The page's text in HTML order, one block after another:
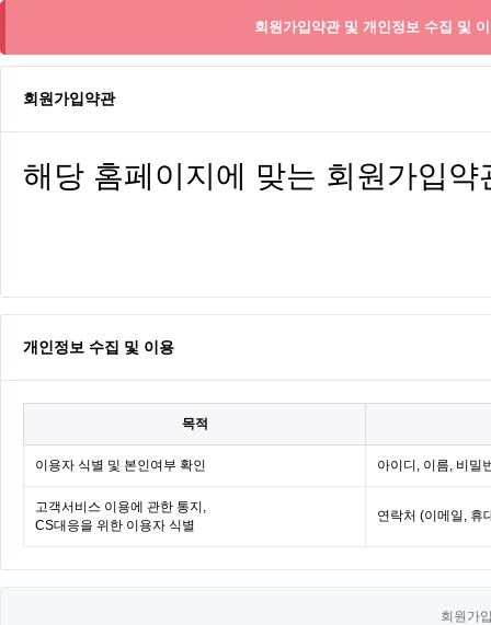
회원가입약관 및 개인정보 수집 및
회원가입약관
개인정보 수집 및 이용
목적
이용자 식별 및 본인여부 확인 아이디, 이름, 비밀
고객서비스 이용에 관한 통지,
CS대응을 위한 이용자 식별
연락처 (이메일, 휴
회원가